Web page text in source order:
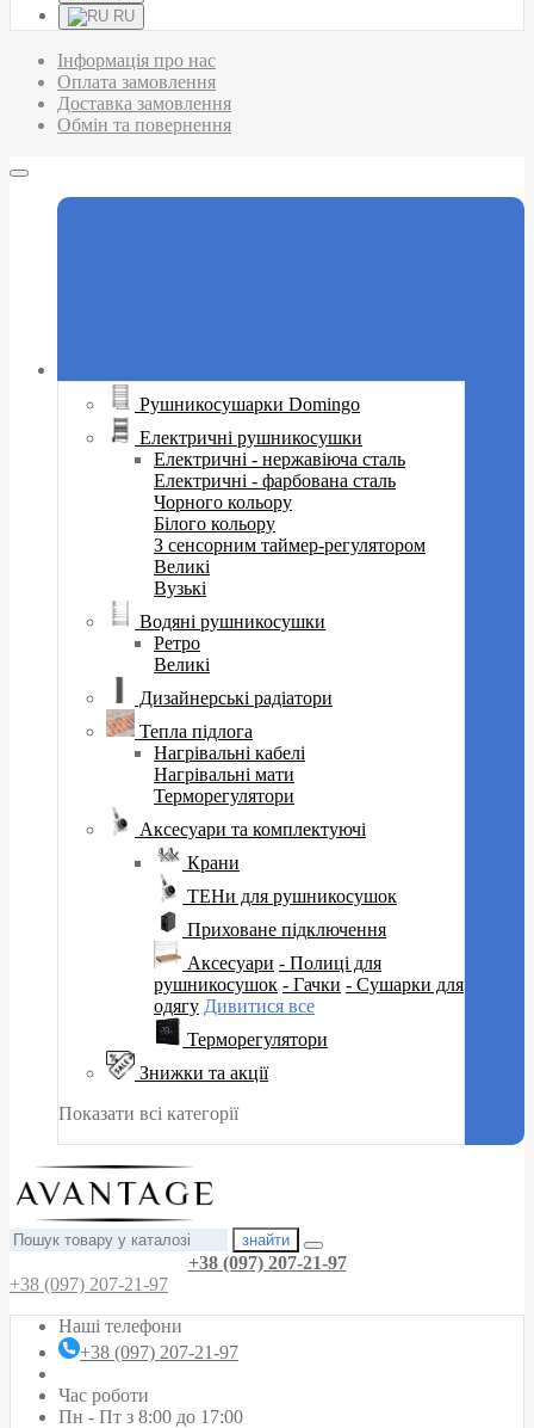
RU
Інформація про нас
Оплата замовлення
Доставка замовлення
Обмін та повернення
Рушникосушарки Domingo
Електричні рушникосушки
Електричні - нержавіюча сталь
Електричні - фарбована сталь
Чорного кольору
Білого кольору
З сенсорним таймер-регулятором
Великі
Вузькі
Водяні рушникосушки
Ретро
Великі
Дизайнерські радіатори
Тепла підлога
Нагрівальні кабелі
Нагрівальні мати
Терморегулятори
Аксесуари та комплектуючі
Крани
ТЕНи для рушникосушок
Приховане підключення
Аксесуари - Полиці для
рушникосушок - Гачки - Сушарки для
одягу Дивитися все
Терморегулятори
Знижки та акції
Показати всі категорії
знайти
+38 (097) 207-21-97
+38 (097) 207-21-97
Наші телефони
+38 (097) 207-21-97
Час роботи
Пн - Пт з 8:00 до 17:00